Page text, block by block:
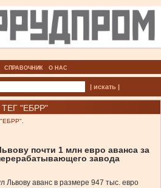
СПРАВОЧНИК О НАС
| искать |
ТЕГ "ЕБРР"
"ЕБРР".
почти 1 млн евро аванса за
завода
Львову аванс в размере 947 тыс. евро